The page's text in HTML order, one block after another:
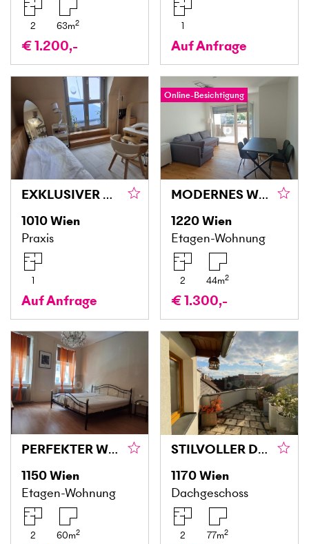
2 63m2
€ 1.200,-
1
Auf Anfrage
EXKLUSIVER NAIL-WORKSPACE IM MODERNEN BEAUTY CENTER ZU VERMIETEN
1010Wien
Praxis
1
Auf Anfrage
Online-Besichtigung
MODERNES WOHNEN MIT ERSTBEZUG IN TOPLAGE DONAUSTADT - PAUSCHALMIETE INKL. BETRIEBS- UND ENERGIEKOSTEN
1220Wien
Etagen-Wohnung
2 44m2
€ 1.300,-
PERFEKTER WOHNHIT– IDEAL FÜR PAARE ODER WG INKL. BETRIEBSKOSTEN
1150Wien
Etagen-Wohnung
2 60m2
STILVOLLER DACHGESCHOSSHIT MIT BALKON
1170Wien
Dachgeschoss
2 77m2